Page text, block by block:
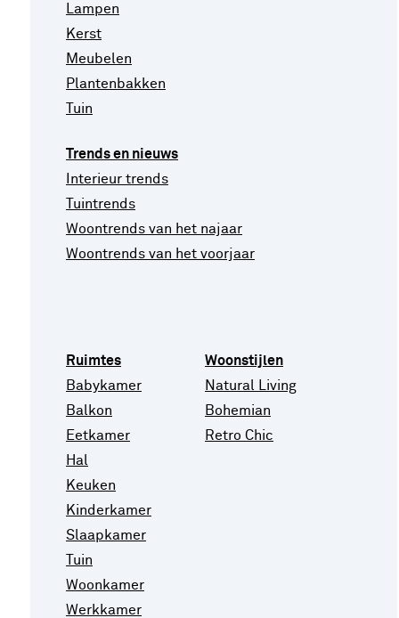
Lampen
Kerst
Meubelen
Plantenbakken
Tuin
Trends en nieuws
Interieur trends
Tuintrends
Woontrends van het najaar
Woontrends van het voorjaar
Ruimtes
Babykamer
Balkon
Eetkamer
Hal
Keuken
Kinderkamer
Slaapkamer
Tuin
Woonkamer
Werkkamer
Woonstijlen
Natural Living
Bohemian
Retro Chic